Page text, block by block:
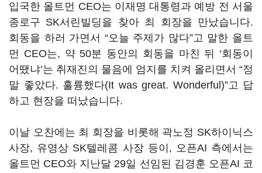
입국한 올트먼 CEO는 이재명 대통령과 예방 전 서울
종로구 SK서린빌딩을 찾아 최 회장을 만났습니다.
회동을 하러 가면서 “오늘 주제가 많다”고 말한 올트
먼 CEO는, 약 50분 동안의 회동을 마친 뒤 ‘회동이
어땠냐’는 취재진의 물음에 엄지를 치켜 올리면서 “정
말 좋았다. 훌륭했다(It was great. Wonderful)”고 답
하고 현장을 떠났습니다.
이날 오찬에는 최 회장을 비롯해 곽노정 SK하이닉스
사장, 유영상 SK텔레콤 사장 등이 , 오픈AI 측에서는
올트먼 CEO와 지난달 29일 선임된 김경훈 오픈AI 코